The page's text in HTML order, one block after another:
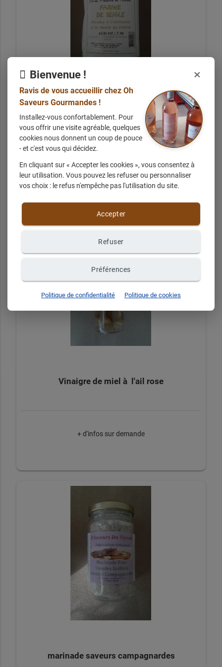
Farine de seigle 1 kg
Vinaigre de miel à l'ail rose
+ d'infos sur demande
marinade saveurs campagnardes
Bienvenue ! ×
Ravis de vous accueillir chez Oh
Saveurs Gourmandes !
Installez-vous confortablement. Pour
vous offrir une visite agréable, quelques
cookies nous donnent un coup de pouce
- et c'est vous qui décidez.
En cliquant sur « Accepter les cookies », vous consentez à
leur utilisation. Vous pouvez les refuser ou personnaliser
vos choix : le refus n'empêche pas l'utilisation du site.
Accepter
Refuser
Préférences
Politique de confidentialité Politique de cookies